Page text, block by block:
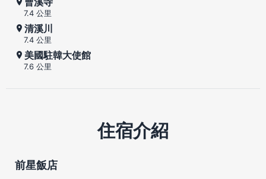
7.4 公里
清溪川
7.4 公里
美國駐韓大使館
7.6 公里
住宿介紹
前星飯店